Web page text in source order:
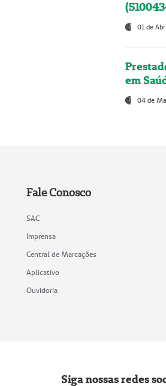
01 de
em
04 de
Fale Conosco
SAC
Imprensa
Central de Marcações
Aplicativo
Ouvidoria
Siga nossas redes